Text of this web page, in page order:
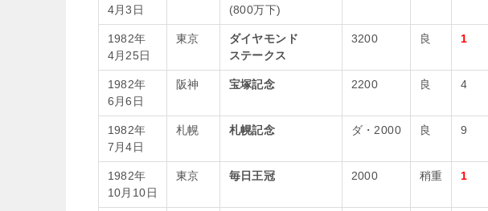
4月3日
(800万下)
1982年
4月25日
東京
ダイヤモンド
ステークス
3200 良 1
1982年
6月6日
阪神 宝塚記念 2200 良 4
1982年
7月4日
札幌 札幌記念 ダ・2000 良 9
1982年
10月10日
東京 毎日王冠 2000 稍重 1